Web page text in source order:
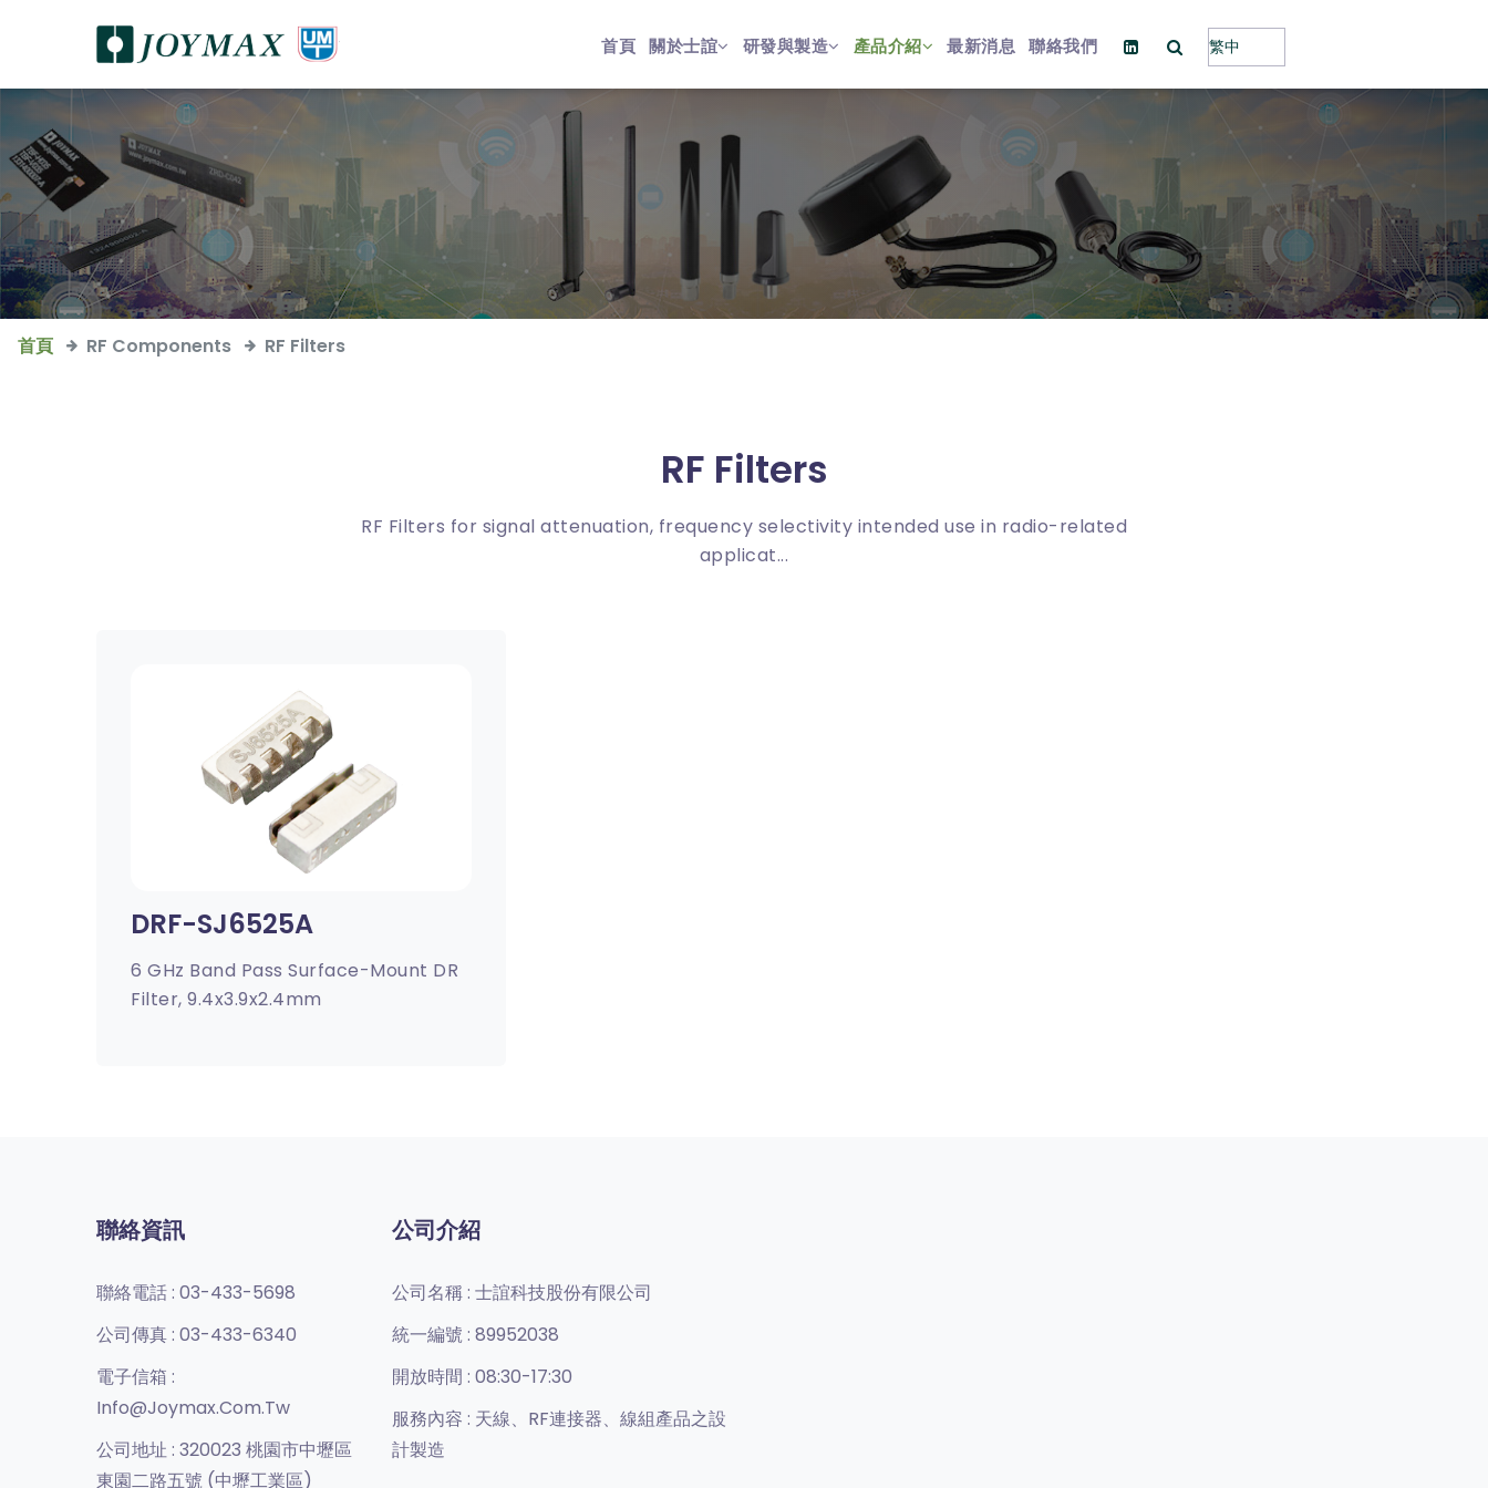
首頁 關於士誼 研發與製造 產品介紹 最新消息 聯絡我們
首頁 RF Components RF Filters
RF Filters
RF Filters for signal attenuation, frequency selectivity intended use in radio-related
applicat...
DRF-SJ6525A
6 GHz Band Pass Surface-Mount DR
Filter, 9.4x3.9x2.4mm
聯絡資訊
聯絡電話 : 03-433-5698
公司傳真 : 03-433-6340
電子信箱 :
Info@joymax.com.tw
公司地址 : 320023 桃園市中壢區
東園二路五號 (中壢工業區)
公司介紹
公司名稱 : 士誼科技股份有限公司
統一編號 : 89952038
開放時間 : 08:30-17:30
服務內容 : 天線、RF連接器、線組產品之設
計製造